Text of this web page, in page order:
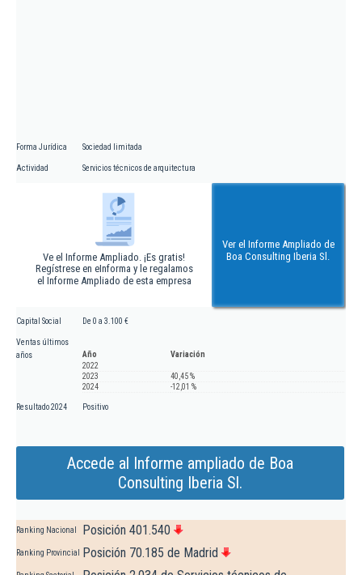
Forma Jurídica Sociedad limitada
Actividad Servicios técnicos de arquitectura
Ve el Informe Ampliado. ¡Es gratis!
Regístrese en eInforma y le regalamos
el Informe Ampliado de esta empresa
Ver el Informe Ampliado de
Boa Consulting Iberia Sl.
Capital Social De 0 a 3.100 €
Ventas últimos
años
Año
Variación
2022
2023
40,45 %
2024
-12,01 %
Resultado 2024 Positivo
Accede al Informe ampliado de Boa
Consulting Iberia Sl.
Ranking Nacional Posición 401.540
Ranking Provincial Posición 70.185 de Madrid